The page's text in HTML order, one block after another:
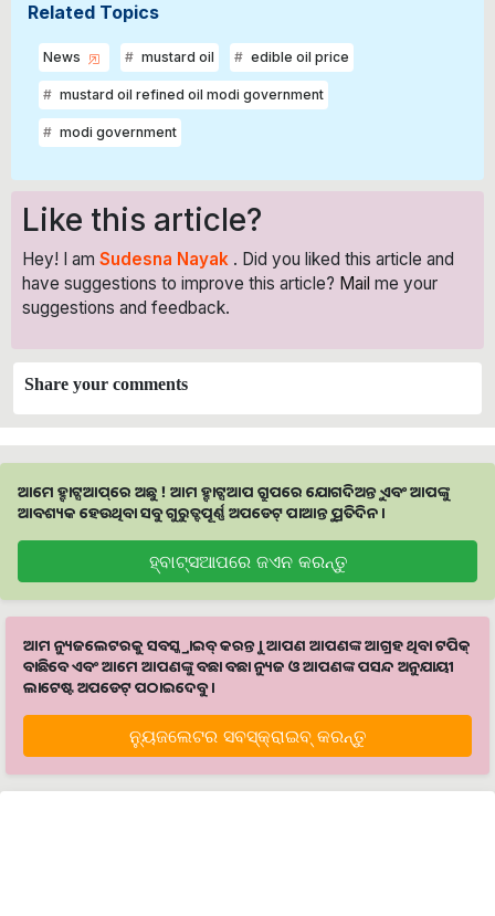
Related Topics
News mustard oil edible oil price
mustard oil refined oil modi government
modi government
Like this article?
Hey! I am Sudesna Nayak . Did you liked this article and
have suggestions to improve this article? Mail me your
suggestions and feedback.
Share your comments
ଆମେ ହ୍ବାଟ୍ସଆପ୍‌ରେ ଅଛୁ ! ଆମ ହ୍ବାଟ୍ସଆପ ଗ୍ରୁପରେ ଯୋଗଦିଅନ୍ତୁ ଏବଂ ଆପଙ୍କୁ
ଆବଶ୍ୟକ ହେଉଥିବା ସବୁ ଗୁରୁତ୍ବପୂର୍ଣ୍ଣ ଅପଡେଟ୍‌ ପାଆନ୍ତୁ ପ୍ରତିଦିନ ।
ହ୍ବାଟ୍ସଆପରେ ଜଏନ କରନ୍ତୁ
ଆମ ନ୍ୟୁଜଲେଟରକୁ ସବସ୍କ୍ରାଇବ୍ କରନ୍ତୁ । ଆପଣ ଆପଣଙ୍କ ଆଗ୍ରହ ଥିବା ଟପିକ୍‌
ବାଛିବେ ଏବଂ ଆମେ ଆପଣଙ୍କୁ ବଛା ବଛା ନ୍ୟୁଜ ଓ ଆପଣଙ୍କ ପସନ୍ଦ ଅନୁଯାୟୀ
ଲାଟେଷ୍ଟ ଅପଡେଟ୍‌ ପଠାଇଦେବୁ ।
ନ୍ୟୁଜଲେଟର ସବସ୍କ୍ରାଇବ୍‌ କରନ୍ତୁ